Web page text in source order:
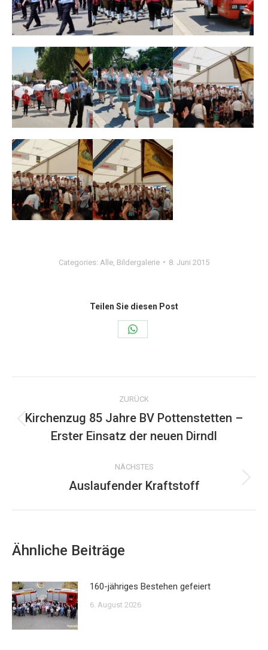
Categories: Alle Bildergalerie 8. Juni 2015
Teilen Sie diesen Post
Share
Kommentarnavigation
ZURÜCK
Vorheriger
Beitrag:
Kirchenzug 85 Jahre BV Pottenstetten –
Erster Einsatz der neuen Dirndl
NÄCHSTES
Nächster
Auslaufender Kraftstoff
Ähnliche Beiträge
160-jähriges Bestehen gefeiert
6. August 2026